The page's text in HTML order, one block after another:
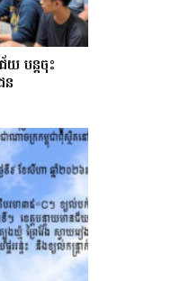
យ បន្តចុះ
ន